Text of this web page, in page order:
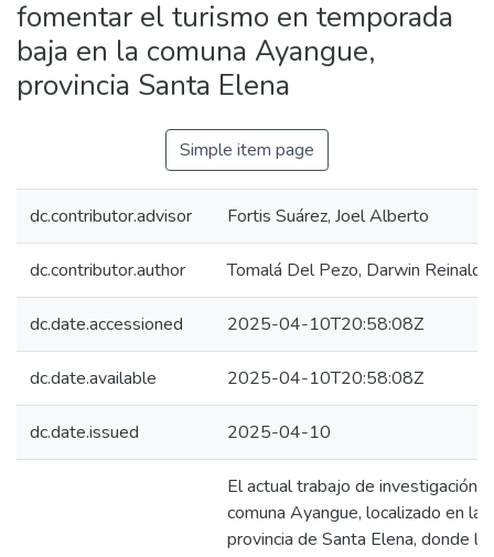
fomentar el turismo en temporada
baja en la comuna Ayangue,
provincia Santa Elena
Simple item page
dc.contributor.advisor Fortis Suárez, Joel Alberto
dc.contributor.author Tomalá Del Pezo, Darwin Reinaldo
dc.date.accessioned 2025-04-10T20:58:08Z
dc.date.available 2025-04-10T20:58:08Z
dc.date.issued 2025-04-10
El actual trabajo de investigación
comuna Ayangue, localizado en la
provincia de Santa Elena, donde la